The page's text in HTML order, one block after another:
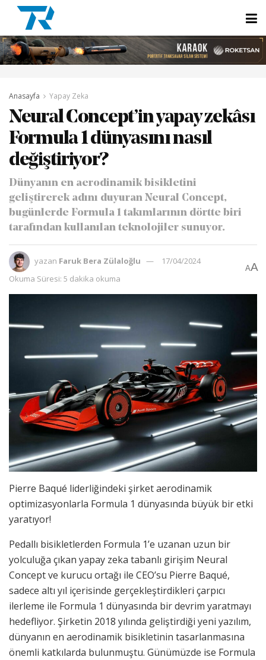
Anasayfa Yapay Zeka
Neural Concept’in yapay zekâsı
Formula 1 dünyasını nasıl
değiştiriyor?
Dünyanın en aerodinamik bisikletini
geliştirerek adını duyuran Neural Concept,
bugünlerde Formula 1 takımlarının dörtte biri
tarafından kullanılan teknolojiler sunuyor.
yazan Faruk Bera Zülaloğlu
17/04/2024
Okuma Süresi: 5 dakika okuma
AA
Pierre Baqué liderliğindeki şirket aerodinamik
optimizasyonlarla Formula 1 dünyasında büyük bir etki
yaratıyor!
Pedallı bisikletlerden Formula 1’e uzanan uzun bir
yolculuğa çıkan yapay zeka tabanlı girişim Neural
Concept ve kurucu ortağı ile CEO’su Pierre Baqué,
sadece altı yıl içerisinde gerçekleştirdikleri çarpıcı
ilerleme ile Formula 1 dünyasında bir devrim yaratmayı
hedefliyor. Şirketin 2018 yılında geliştirdiği yeni yazılım,
dünyanın en aerodinamik bisikletinin tasarlanmasına
önemli katkılarda bulunmuştu. Günümüzde ise Formula